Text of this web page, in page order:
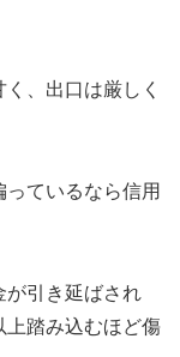
、出口は厳しく
ているなら信用
が引き延ばされ
上踏み込むほど傷